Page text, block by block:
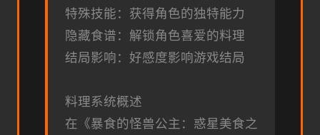
特殊技能：获得角色的独特能力
隐藏食谱：解锁角色喜爱的料理
结局影响：好感度影响游戏结局
料理系统概述
在《暴食的怪兽公主：惑星美食之